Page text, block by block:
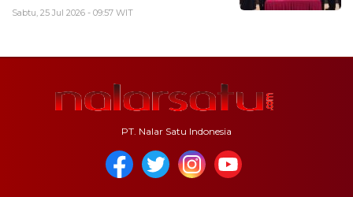
Sabtu, 25 Jul 2026 - 09:57 WIT
PT. Nalar Satu Indonesia